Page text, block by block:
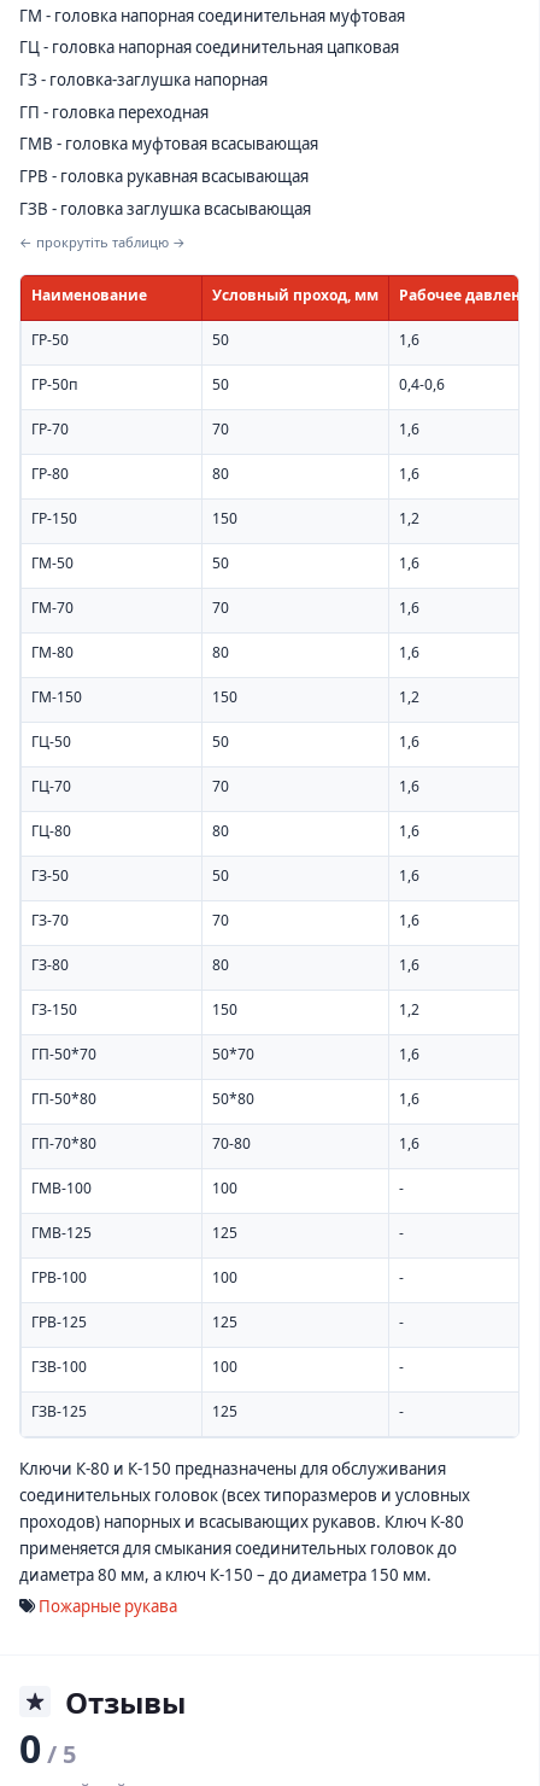
ГМ - головка напорная соединительная муфтовая
ГЦ - головка напорная соединительная цапковая
ГЗ - головка-заглушка напорная
ГП - головка переходная
ГМВ - головка муфтовая всасывающая
ГРВ - головка рукавная всасывающая
ГЗВ - головка заглушка всасывающая
← прокрутіть таблицю →
Наименование Условный проход, мм Рабочее
ГР-50 50 1,6
ГР-50п 50 0,4-0,6
ГР-70 70 1,6
ГР-80 80 1,6
ГР-150 150 1,2
ГМ-50 50 1,6
ГМ-70 70 1,6
ГМ-80 80 1,6
ГМ-150 150 1,2
ГЦ-50 50 1,6
ГЦ-70 70 1,6
ГЦ-80 80 1,6
ГЗ-50 50 1,6
ГЗ-70 70 1,6
ГЗ-80 80 1,6
ГЗ-150 150 1,2
ГП-50*70 50*70 1,6
ГП-50*80 50*80 1,6
ГП-70*80 70-80 1,6
ГМВ-100 100 -
ГМВ-125 125 -
ГРВ-100 100 -
ГРВ-125 125 -
ГЗВ-100 100 -
ГЗВ-125 125 -
Ключи К-80 и К-150 предназначены для обслуживания
соединительных головок (всех типоразмеров и условных
проходов) напорных и всасывающих рукавов. Ключ К-80
применяется для смыкания соединительных головок до
диаметра 80 мм, а ключ К-150 – до диаметра 150 мм.
Пожарные рукава
Отзывы
0/ 5